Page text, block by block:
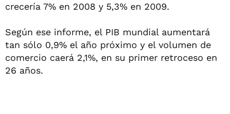
crecería 7% en 2008 y 5,3% en 2009.
Según ese informe, el PIB mundial aumentará
tan sólo 0,9% el año próximo y el volumen de
comercio caerá 2,1%, en su primer retroceso en
26 años.